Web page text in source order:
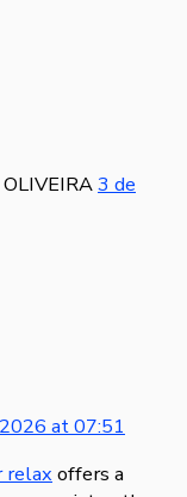
3 de
at07:51
relaxoffers a